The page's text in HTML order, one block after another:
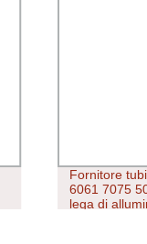
Fornitore
6061 7075
lega di